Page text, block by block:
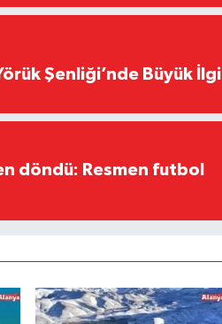
Şenliği’nde Büyük İlgi
döndü: Resmen futbol